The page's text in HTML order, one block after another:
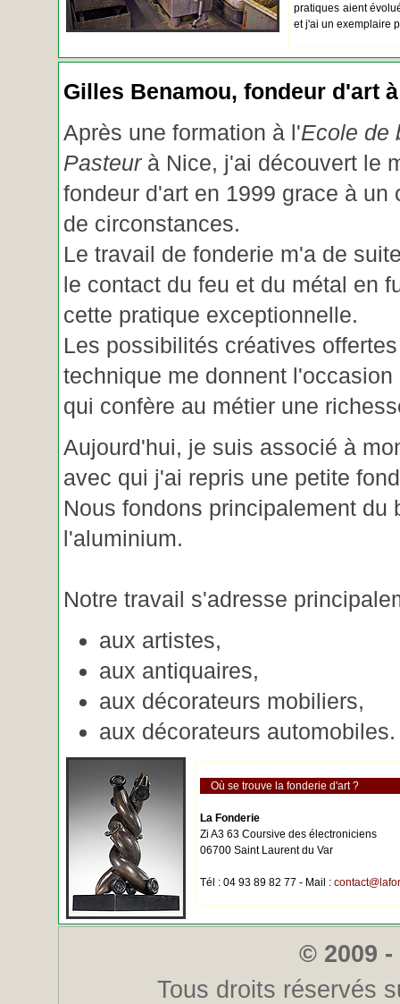
pratiques aient
et j'ai un exemplaire
Gilles Benamou, fondeur d'art
Après une formation à l'Ecole de
Pasteurà Nice, j'ai découvert le
fondeur d'art en 1999 grace à un
de circonstances.
Le travail de fonderie m'a de
le contact du feu et du métal en
cette pratique exceptionnelle.
Les possibilités créatives
technique me donnent
qui confère au métier une
Aujourd'hui, je suis associé à
avec qui j'ai repris une petite
Nous fondons principalement
l'aluminium.
Notre travail s'adresse
aux artistes,
aux antiquaires,
aux décorateurs mobiliers,
aux décorateurs automobiles.
Où se trouve la fonderie d'art ?
La Fonderie
Zi A3 63 Coursive des électroniciens
06700 Saint Laurent du Var
Tél : 04 93 89 82 77 - Mail :
© 2009
Tous droits réservés